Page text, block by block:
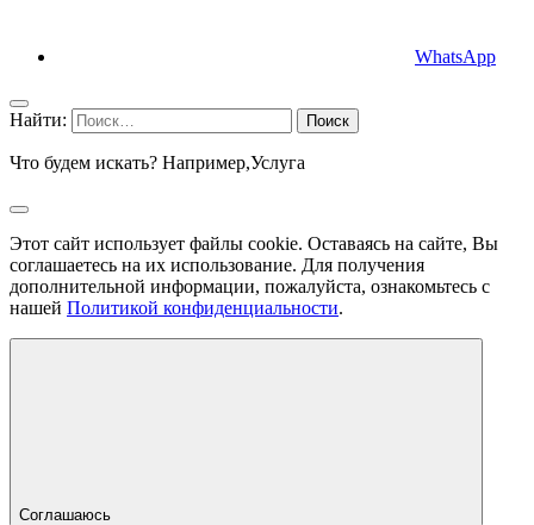
WhatsApp
Найти:
Что будем искать? Например,Услуга
Этот сайт использует файлы cookie. Оставаясь на сайте, Вы
соглашаетесь на их использование. Для получения
дополнительной информации, пожалуйста, ознакомьтесь с
нашей Политикой конфиденциальности.
Соглашаюсь